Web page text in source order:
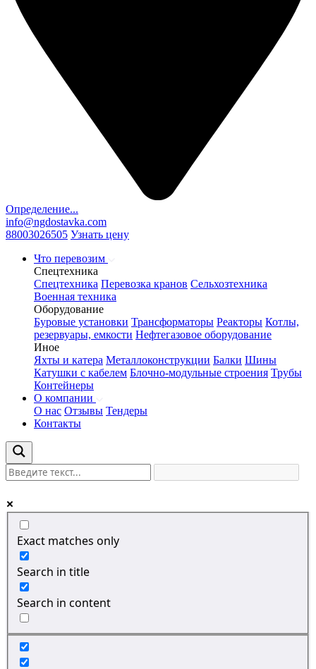
Определение...
info@ngdostavka.com
88003026505 Узнать цену
Что перевозим
Спецтехника
Спецтехника Перевозка кранов Сельхозтехника
Военная техника
Оборудование
Буровые установки Трансформаторы Реакторы Котлы,
резервуары, емкости Нефтегазовое оборудование
Иное
Яхты и катера Металлоконструкции Балки Шины
Катушки с кабелем Блочно-модульные строения Трубы
Контейнеры
О компании
О нас Отзывы Тендеры
Контакты
Exact matches only
Search in title
Search in content